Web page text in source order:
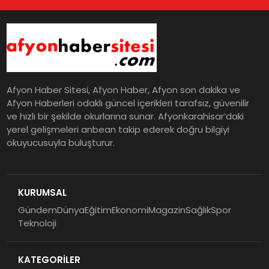
Afyon Haber Sitesi, Afyon Haber, Afyon son dakika ve
Afyon Haberleri odaklı güncel içerikleri tarafsız, güvenilir
ve hızlı bir şekilde okurlarına sunar. Afyonkarahisar’daki
yerel gelişmeleri anbean takip ederek doğru bilgiyi
okuyucusuyla buluşturur.
KURUMSAL
GündemDünyaEğitimEkonomiMagazinSağlıkSpor
Teknoloji
KATEGORİLER